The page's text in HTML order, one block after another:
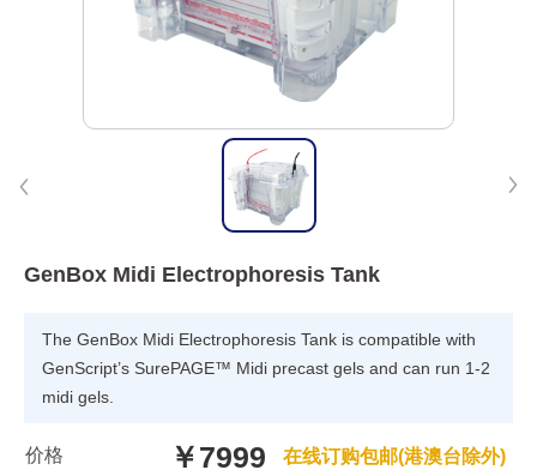
GenBox Midi Electrophoresis Tank
The GenBox Midi Electrophoresis Tank is compatible with
GenScript’s SurePAGE™ Midi precast gels and can run 1-2
midi gels.
价格 ￥7999 在线订购包邮(港澳台除外)